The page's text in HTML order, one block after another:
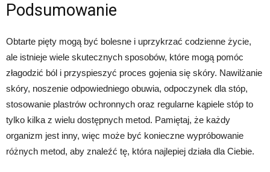
Podsumowanie
Obtarte pięty mogą być bolesne i uprzykrzać codzienne życie,
ale istnieje wiele skutecznych sposobów, które mogą pomóc
złagodzić ból i przyspieszyć proces gojenia się skóry. Nawilżanie
skóry, noszenie odpowiedniego obuwia, odpoczynek dla stóp,
stosowanie plastrów ochronnych oraz regularne kąpiele stóp to
tylko kilka z wielu dostępnych metod. Pamiętaj, że każdy
organizm jest inny, więc może być konieczne wypróbowanie
różnych metod, aby znaleźć tę, która najlepiej działa dla Ciebie.